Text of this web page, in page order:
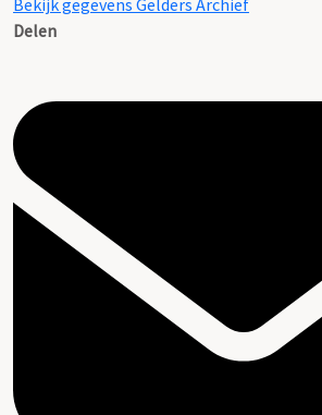
Bekijk gegevens Gelders Archief
Delen